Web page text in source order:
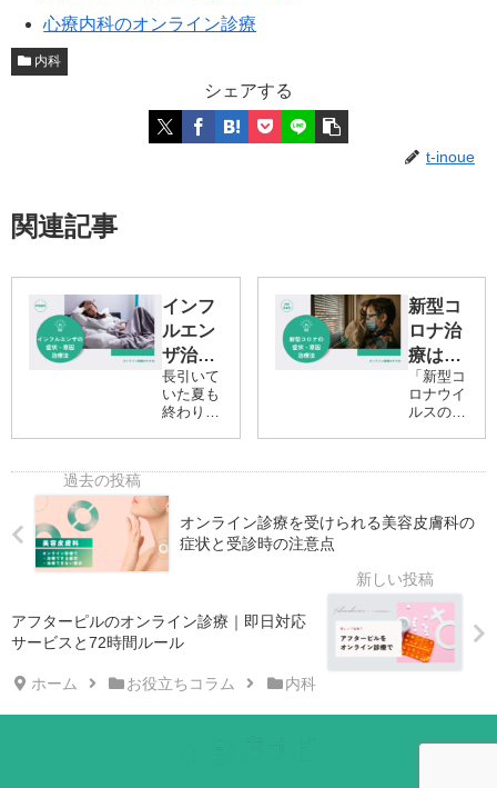
心療内科のオンライン診療
内科
シェアする
t-inoue
関連記事
インフ
ルエン
ザ治療
はオン
ライン
め！症
状・原
因・治
療法
長引いて
いた夏も
終わり、
づいてき
ました。
インフル
エンザは
特に発症
をするこ
とで、症
や周囲へ
の感染リ
スクを抑
新型コ
ロナ治
療はオ
ンライ
ン診療
症状・
治療法
「新型コ
ロナウイ
ルスの感
い…」そ
いません
か？実
は、オン
ライン診
療を利用
すれば、
型コロナ
治療が受
オンライン診療を受けられる美容皮膚科の
症状と受診時の注意点
アフターピルのオンライン診療｜即日対応
サービスと72時間ルール
ホーム お役立ちコラム 内科